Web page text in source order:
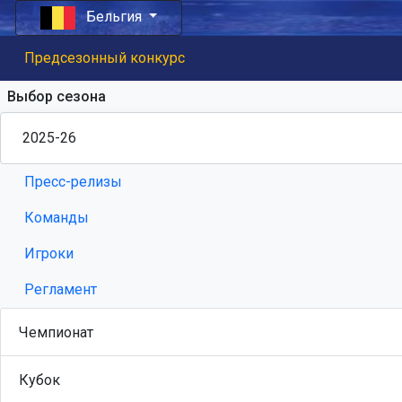
Бельгия
Предсезонный конкурс
Выбор сезона
Пресс-релизы
Команды
Игроки
Регламент
Чемпионат
Кубок